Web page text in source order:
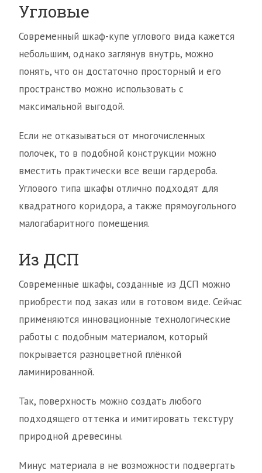
Угловые
Современный шкаф-купе углового вида кажется
небольшим, однако заглянув внутрь, можно
понять, что он достаточно просторный и его
пространство можно использовать с
максимальной выгодой.
Если не отказываться от многочисленных
полочек, то в подобной конструкции можно
вместить практически все вещи гардероба.
Углового типа шкафы отлично подходят для
квадратного коридора, а также прямоугольного
малогабаритного помещения.
Из ДСП
Современные шкафы, созданные из ДСП можно
приобрести под заказ или в готовом виде. Сейчас
применяются инновационные технологические
работы с подобным материалом, который
покрывается разноцветной плёнкой
ламинированной.
Так, поверхность можно создать любого
подходящего оттенка и имитировать текстуру
природной древесины.
Минус материала в не возможности подвергать